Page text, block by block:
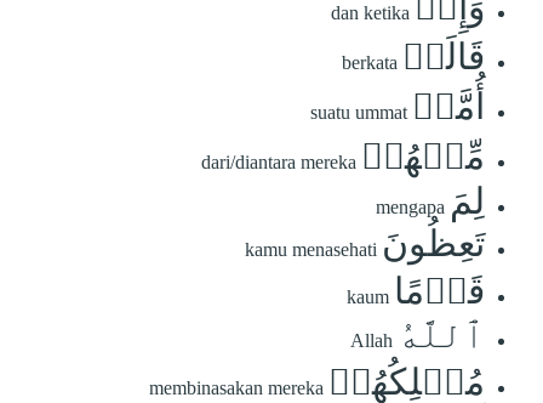
dan ketika
قَالَتۡ berkata
أُمَّةٞ suatu ummat
مِّنۡهُمۡ dari/diantara mereka
لِمَ mengapa
تَعِظُونَ kamu menasehati
قَوۡمًا kaum
ٱللَّهُ Allah
مُهۡلِكُهُمۡ membinasakan mereka